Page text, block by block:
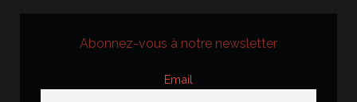
Abonnez-vous à notre newsletter
Email